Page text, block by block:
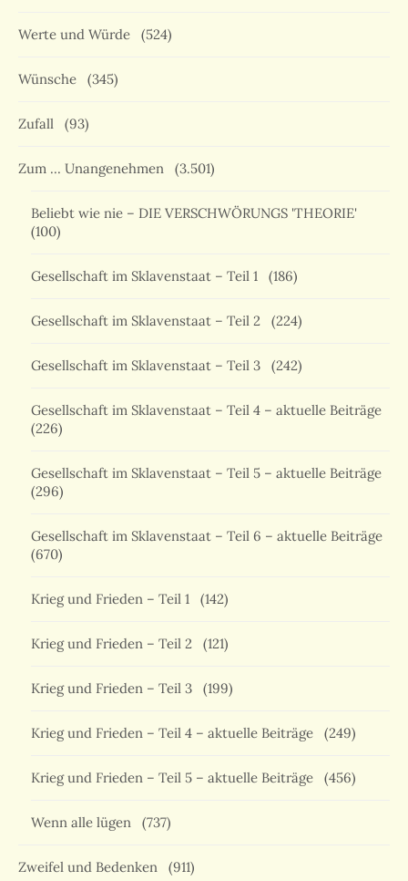
Werte und Würde (524)
Wünsche (345)
Zufall (93)
Zum … Unangenehmen (3.501)
Beliebt wie nie – DIE VERSCHWÖRUNGS 'THEORIE'
(100)
Gesellschaft im Sklavenstaat – Teil 1 (186)
Gesellschaft im Sklavenstaat – Teil 2 (224)
Gesellschaft im Sklavenstaat – Teil 3 (242)
Gesellschaft im Sklavenstaat – Teil 4 – aktuelle Beiträge
(226)
Gesellschaft im Sklavenstaat – Teil 5 – aktuelle Beiträge
(296)
Gesellschaft im Sklavenstaat – Teil 6 – aktuelle Beiträge
(670)
Krieg und Frieden – Teil 1 (142)
Krieg und Frieden – Teil 2 (121)
Krieg und Frieden – Teil 3 (199)
Krieg und Frieden – Teil 4 – aktuelle Beiträge (249)
Krieg und Frieden – Teil 5 – aktuelle Beiträge (456)
Wenn alle lügen (737)
Zweifel und Bedenken (911)